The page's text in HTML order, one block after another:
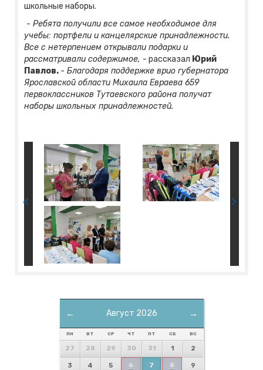
школьные наборы.
- Ребята получили все самое необходимое для
учебы: портфели и канцелярские принадлежности.
Все с нетерпением открывали подарки и
рассматривали содержимое, - рассказал Юрий
Павлов. - Благодаря поддержке врио губернатора
Ярославской области Михаила Евраева 659
первоклассников Тутаевского района получат
наборы школьных принадлежностей.
← →
Август 2026
ПН ВТ СР ЧТ ПТ СБ ВС
27 28 29 30 31 1 2
3 4 5 6 7 8 9